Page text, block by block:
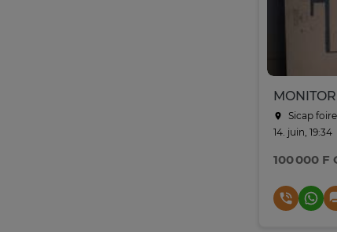
Sicap
14. juin, 19:34
100 000 F